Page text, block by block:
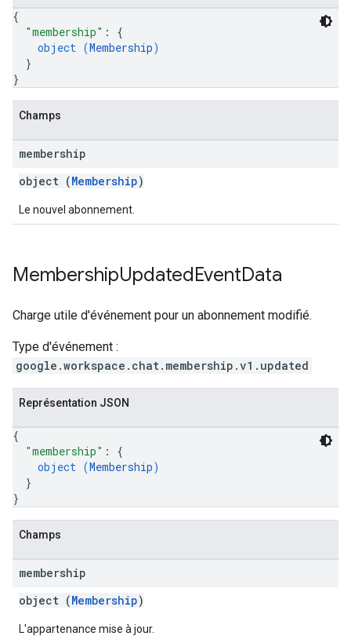
{
"membership" : {
object (Membership)
}
}
Champs
membership
object (Membership)
Le nouvel abonnement.
MembershipUpdatedEventData
Charge utile d'événement pour un abonnement modifié.
Type d'événement :
google.workspace.chat.membership.v1.updated
Représentation JSON
{
"membership" : {
object (Membership)
}
}
Champs
membership
object (Membership)
L'appartenance mise à jour.